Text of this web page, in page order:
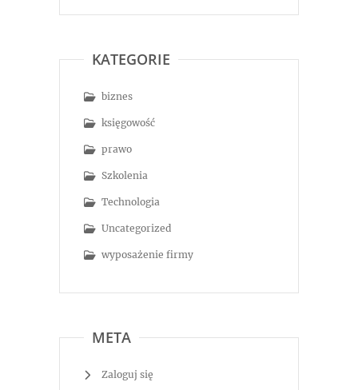
KATEGORIE
biznes
księgowość
prawo
Szkolenia
Technologia
Uncategorized
wyposażenie firmy
META
Zaloguj się